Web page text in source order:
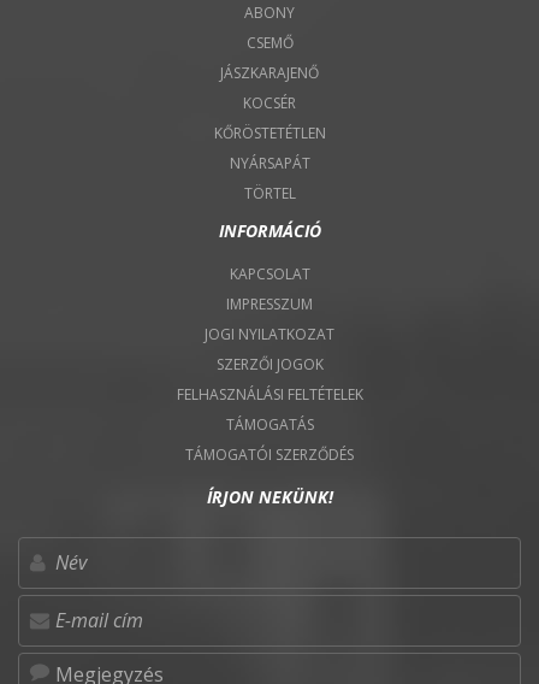
ABONY
CSEMŐ
JÁSZKARAJENŐ
KOCSÉR
KŐRÖSTETÉTLEN
NYÁRSAPÁT
TÖRTEL
INFORMÁCIÓ
KAPCSOLAT
IMPRESSZUM
JOGI NYILATKOZAT
SZERZŐI JOGOK
FELHASZNÁLÁSI FELTÉTELEK
TÁMOGATÁS
TÁMOGATÓI SZERZŐDÉS
ÍRJON NEKÜNK!